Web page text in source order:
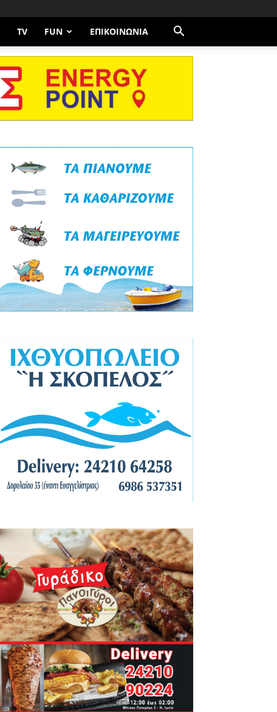
TV FUN ΕΠΙΚΟΙΝΩΝΊΑ